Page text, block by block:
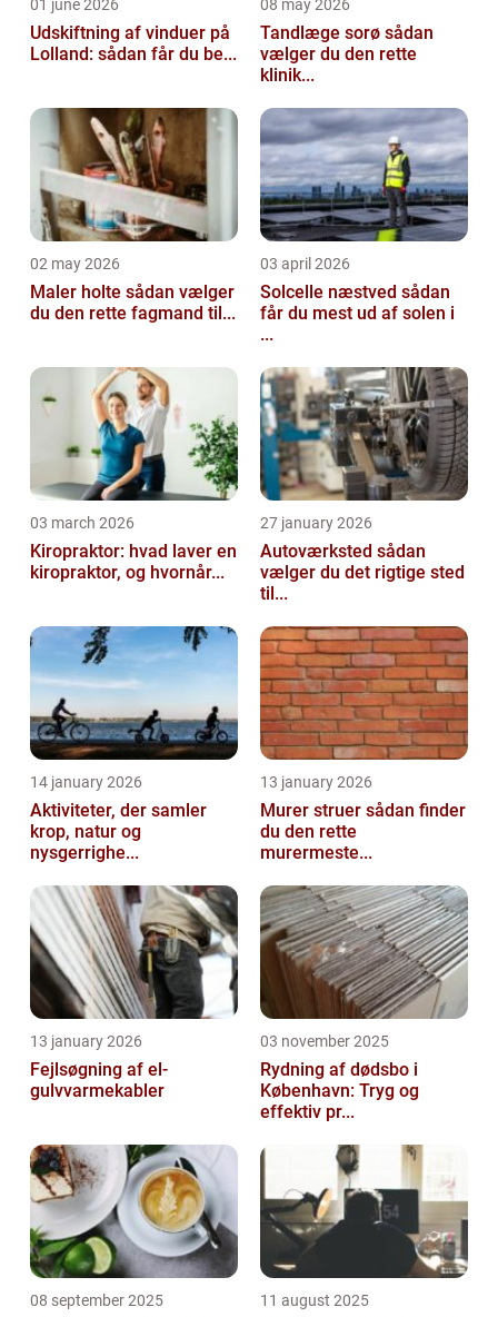
01 june 2026
Udskiftning af vinduer på
Lolland: sådan får du be...
08 may 2026
Tandlæge sorø sådan
vælger du den rette
klinik...
02 may 2026
Maler holte sådan vælger
du den rette fagmand til...
03 april 2026
Solcelle næstved sådan
får du mest ud af solen i
...
03 march 2026
Kiropraktor: hvad laver en
kiropraktor, og hvornår...
27 january 2026
Autoværksted sådan
vælger du det rigtige sted
til...
14 january 2026
Aktiviteter, der samler
krop, natur og
nysgerrighe...
13 january 2026
Murer struer sådan finder
du den rette
murermeste...
13 january 2026
Fejlsøgning af el-
gulvvarmekabler
03 november 2025
Rydning af dødsbo i
København: Tryg og
effektiv pr...
08 september 2025 11 august 2025